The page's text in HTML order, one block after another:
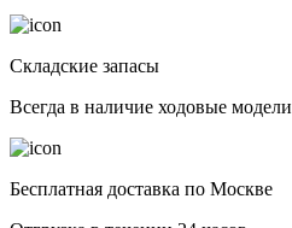
Складские запасы
Всегда в наличие ходовые модели
Бесплатная доставка по Москве